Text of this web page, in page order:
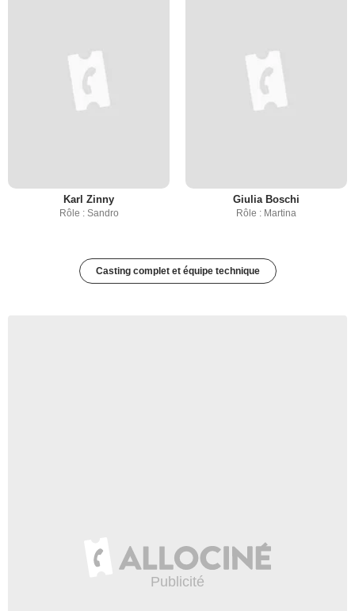
Karl Zinny
Rôle : Sandro
Giulia Boschi
Rôle : Martina
Casting complet et équipe technique